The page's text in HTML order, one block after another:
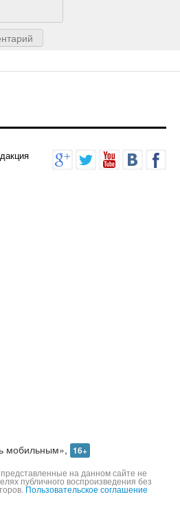
16+
на данном сайте не
публичного воспроизведения без